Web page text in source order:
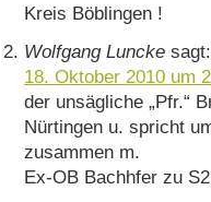
Kreis Böblingen !
Wolfgang Luncke sagt:
18. Oktober 2010 um
der unsägliche „Pfr.“
Nürtingen u. spricht
zusammen m.
Ex-OB Bachhfer zu